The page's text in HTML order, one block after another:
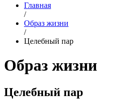
Главная
/
Образ жизни
/
Целебный пар
Образ жизни
Целебный пар